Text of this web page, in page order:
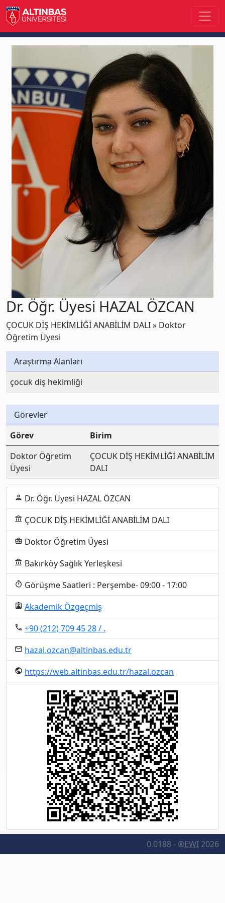
Dr. Öğr. Üyesi HAZAL ÖZCAN
ÇOCUK DİŞ HEKİMLİĞİ ANABİLİM DALI » Doktor
Öğretim Üyesi
Araştırma Alanları
çocuk diş hekimliği
Görevler
Görev
Birim
Doktor Öğretim
Üyesi
ÇOCUK DİŞ HEKİMLİĞİ ANABİLİM
DALI
person Dr. Öğr. Üyesi HAZAL ÖZCAN
account_balance ÇOCUK DİŞ HEKİMLİĞİ ANABİLİM DALI
business_center Doktor Öğretim Üyesi
account_balance Bakırköy Sağlık Yerleşkesi
timer Görüşme Saatleri : Perşembe- 09:00 - 17:00
assignment_ind Akademik Özgeçmiş
local_phone +90 (212) 709 45 28​ / .
email hazal.ozcan@altinbas.edu.tr
public https://web.altinbas.edu.tr/hazal.ozcan
0.0188 - ®EWI 2026